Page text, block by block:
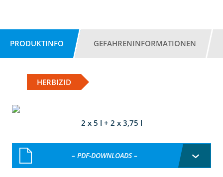
PRODUKTINFO GEFAHRENINFORMATIONEN
HERBIZID
2 x 5 l + 2 x 3,75 l
– PDF-DOWNLOADS –